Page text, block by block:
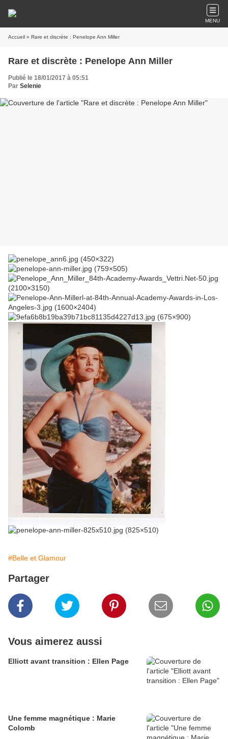
MENU
Accueil » Rare et discrète : Penelope Ann Miller
Rare et discrète : Penelope Ann Miller
Publié le 18/01/2017 à 05:51
Par Selenie
#Belle et Glamour
Partager
Vous aimerez aussi
Elliott avant transition : Ellen Page
Une femme magnétique : Marie
Colomb